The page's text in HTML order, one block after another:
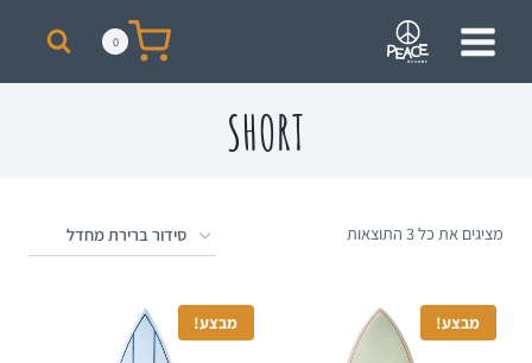
0
SHORT
מציגים את כל ⁦3⁩ התוצאות
מבצע! מבצע!